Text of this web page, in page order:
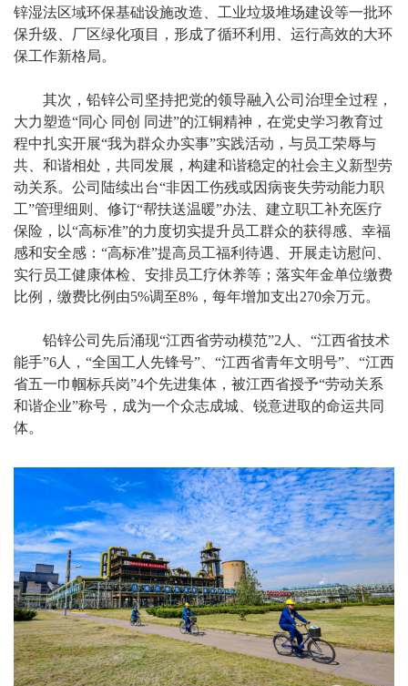
锌湿法区域环保基础设施改造、工业垃圾堆场建设等一批环
保升级、厂区绿化项目，形成了循环利用、运行高效的大环
保工作新格局。
其次，铅锌公司坚持把党的领导融入公司治理全过程，
大力塑造“同心 同创 同进”的江铜精神，在党史学习教育过
程中扎实开展“我为群众办实事”实践活动，与员工荣辱与
共、和谐相处，共同发展，构建和谐稳定的社会主义新型劳
动关系。公司陆续出台“非因工伤残或因病丧失劳动能力职
工”管理细则、修订“帮扶送温暖”办法、建立职工补充医疗
保险，以“高标准”的力度切实提升员工群众的获得感、幸福
感和安全感：“高标准”提高员工福利待遇、开展走访慰问、
实行员工健康体检、安排员工疗休养等；落实年金单位缴费
比例，缴费比例由5%调至8%，每年增加支出270余万元。
铅锌公司先后涌现“江西省劳动模范”2人、“江西省技术
能手”6人，“全国工人先锋号”、“江西省青年文明号”、“江西
省五一巾帼标兵岗”4个先进集体，被江西省授予“劳动关系
和谐企业”称号，成为一个众志成城、锐意进取的命运共同
体。